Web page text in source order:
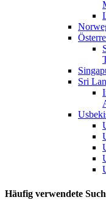
Sri
Häufig verwendete